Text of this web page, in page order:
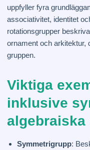
uppfyller fyra
associativitet, identitet
rotationsgrupper
ornament och arkitektur,
gruppen.
Viktiga
inklusive
Symmetrigrupp: